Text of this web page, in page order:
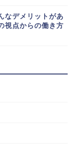
なデメリットがあ
視点からの働き方